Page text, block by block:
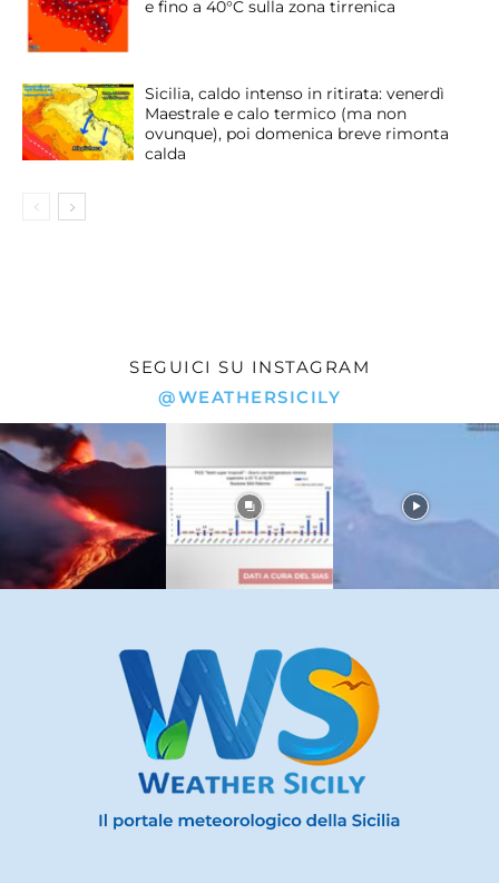
e fino a 40°C sulla zona tirrenica
Sicilia, caldo intenso in ritirata: venerdì
Maestrale e calo termico (ma non
ovunque), poi domenica breve rimonta
calda
SEGUICI SU INSTAGRAM
@WEATHERSICILY